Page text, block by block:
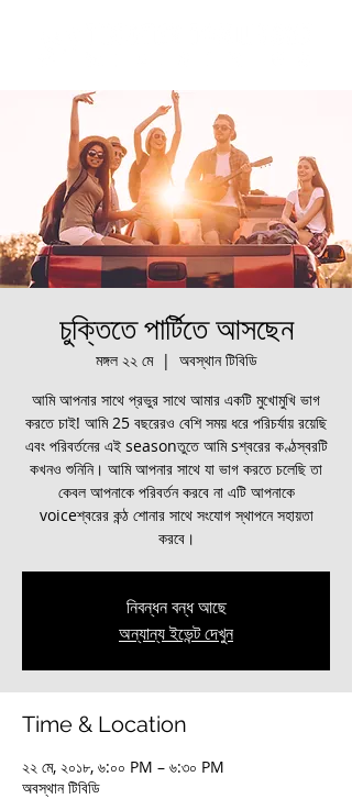
চুক্তিতে পার্টিতে আসছেন
মঙ্গল ২২ মে
  |
অবস্থান টিবিডি
আমি আপনার সাথে প্রভুর সাথে আমার একটি মুখোমুখি ভাগ
করতে চাই! আমি 25 বছরেরও বেশি সময় ধরে পরিচর্যায় রয়েছি
এবং পরিবর্তনের এই seasonতুতে আমি sশ্বরের কণ্ঠস্বরটি
কখনও শুনিনি। আমি আপনার সাথে যা ভাগ করতে চলেছি তা
কেবল আপনাকে পরিবর্তন করবে না এটি আপনাকে
voiceশ্বরের কন্ঠ শোনার সাথে সংযোগ স্থাপনে সহায়তা
করবে।
নিবন্ধন বন্ধ আছে
অন্যান্য ইভেন্ট দেখুন
Time & Location
২২ মে, ২০১৮, ৬:০০ PM – ৬:৩০ PM
অবস্থান টিবিডি